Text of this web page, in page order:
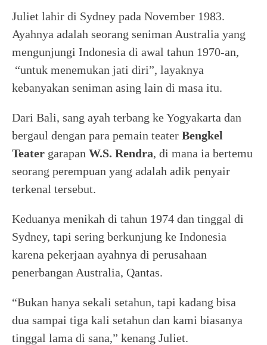
Juliet lahir di Sydney pada November 1983.
Ayahnya adalah seorang seniman Australia yang
mengunjungi Indonesia di awal tahun 1970-an,
“untuk menemukan jati diri”, layaknya
kebanyakan seniman asing lain di masa itu.
Dari Bali, sang ayah terbang ke Yogyakarta dan
bergaul dengan para pemain teater Bengkel
Teater garapan W.S. Rendra, di mana ia bertemu
seorang perempuan yang adalah adik penyair
terkenal tersebut.
Keduanya menikah di tahun 1974 dan tinggal di
Sydney, tapi sering berkunjung ke Indonesia
karena pekerjaan ayahnya di perusahaan
penerbangan Australia, Qantas.
“Bukan hanya sekali setahun, tapi kadang bisa
dua sampai tiga kali setahun dan kami biasanya
tinggal lama di sana,” kenang Juliet.